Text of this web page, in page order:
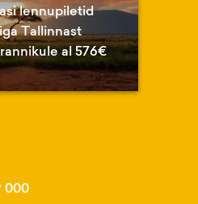
lennupiletid
Tallinnast
al 576€
000